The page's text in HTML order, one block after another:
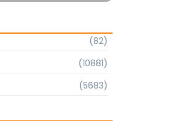
(82)
(10881)
(5683)